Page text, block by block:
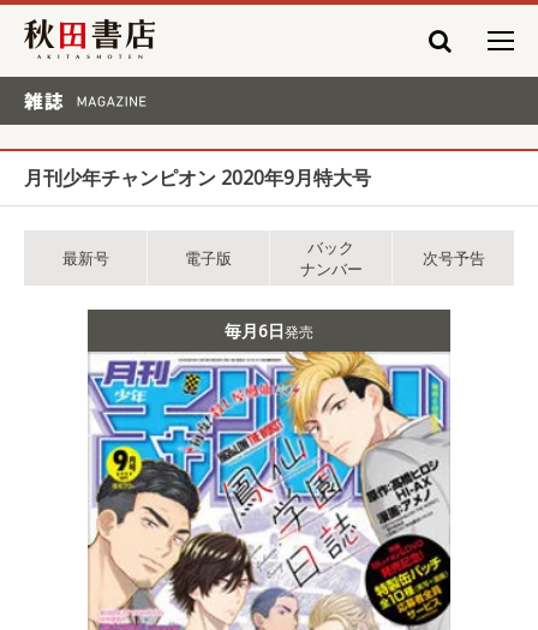
秋田書店
月刊少年チャンピオン 2020年9月特大号
最新号 電子版
バック
ナンバー
次号予告
毎月6日発売